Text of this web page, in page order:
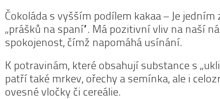
Čokoláda s vyšším podílem kakaa – Je
„prášků na spaní“. Má pozitivní vliv na naší
spokojenost, čímž napomáhá usínání.
K potravinám, které obsahují substance s
patří také mrkev, ořechy a semínka, ale i
ovesné vločky či cereálie.